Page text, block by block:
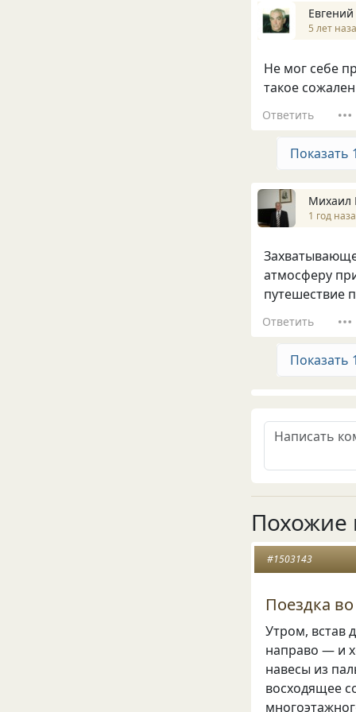
5 лет
Не мог себе
такое
Ответить
Показать
Михаил
1 год
атмосферу
путешествие
Ответить
Показать
Похожие
#1503143
Поездка
Утром, встав
направо — и
навесы из
восходящее